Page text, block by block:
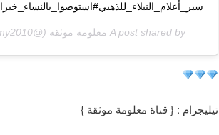
A post shared by معلومة موثقة (@dramy2010) on
تيليجرام : { قناة معلومة موثقة }